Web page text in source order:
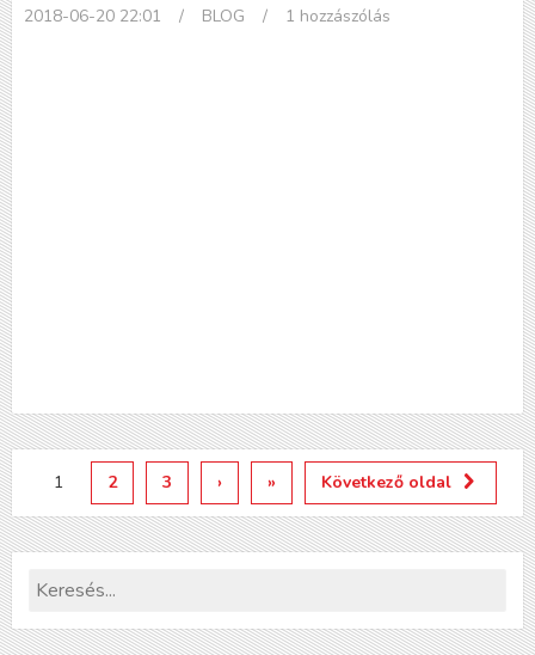
2018-06-20 22:01 / BLOG / 1 hozzászólás
1 2 3 › » Következő oldal